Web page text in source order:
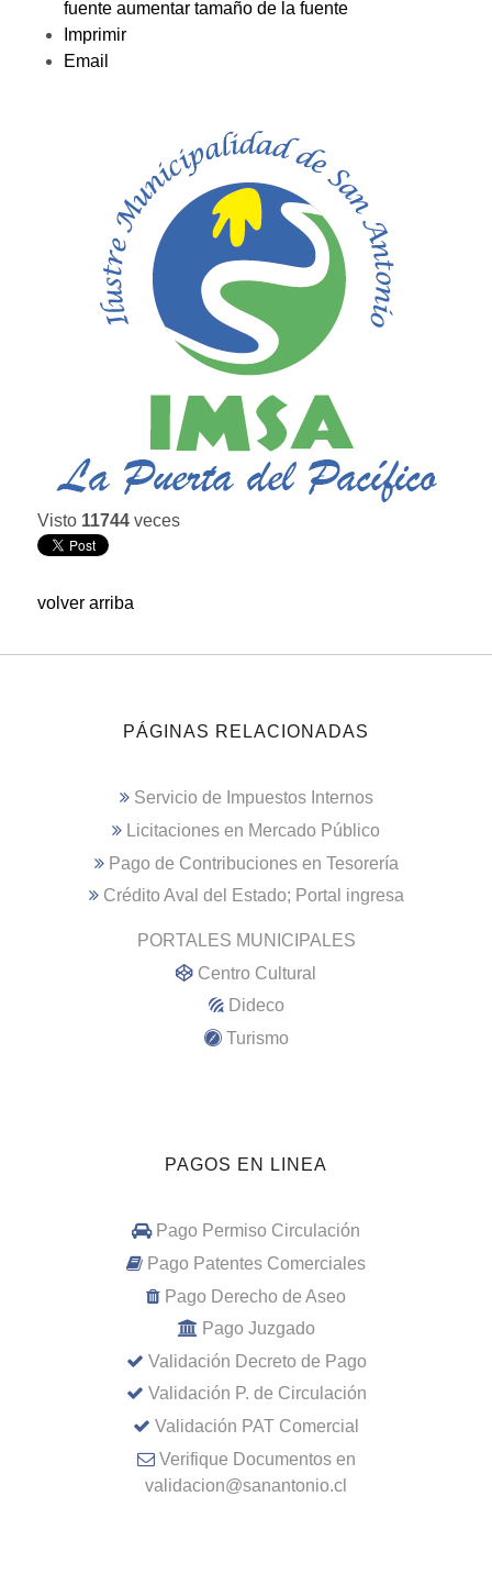
fuente aumentar tamaño de la fuente
Imprimir
Email
Visto 11744 veces
volver arriba
PÁGINAS RELACIONADAS
Servicio de Impuestos Internos
Licitaciones en Mercado Público
Pago de Contribuciones en Tesorería
Crédito Aval del Estado; Portal ingresa
PORTALES MUNICIPALES
Centro Cultural
Dideco
Turismo
PAGOS EN LINEA
Pago Permiso Circulación
Pago Patentes Comerciales
Pago Derecho de Aseo
Pago Juzgado
Validación Decreto de Pago
Validación P. de Circulación
Validación PAT Comercial
Verifique Documentos en
validacion@sanantonio.cl